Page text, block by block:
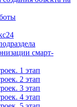
смарт-
1 этап
2 этап
3 этап
4 этап